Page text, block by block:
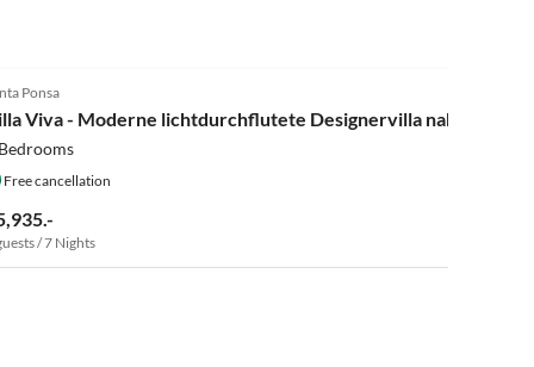
Ponsa
Free cancellation
/ 7 Nights